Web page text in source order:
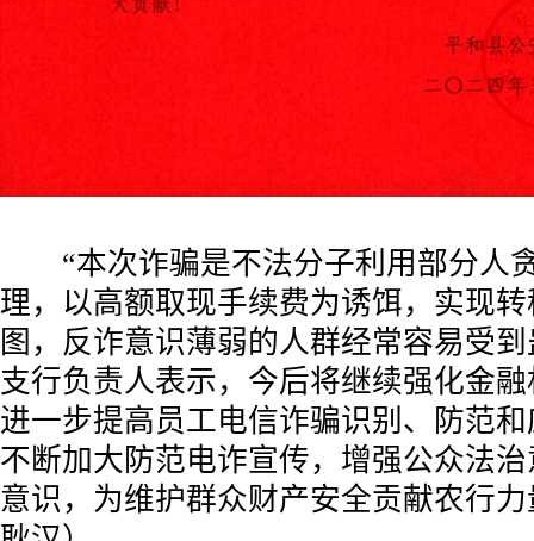
“本次诈骗是不法分子利用部分人
理，以高额取现手续费为诱饵，实现
图，反诈意识薄弱的人群经常容易受
支行负责人表示，今后将继续强化金
进一步提高员工电信诈骗识别、防范
不断加大防范电诈宣传，增强公众法
意识，为维护群众财产安全贡献农行